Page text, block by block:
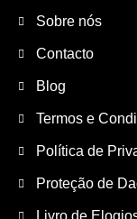
Sobre nós
Contacto
Blog
Termos e
Política de
Proteção de